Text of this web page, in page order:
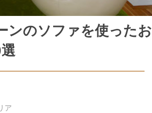
ンのソファを使ったお
ア